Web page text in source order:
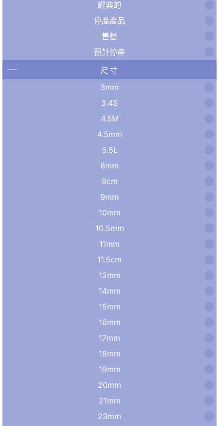
經典的
停產產品
售罄
預計停產
尺寸
3mm
3.4S
4.5M
4.5mm
5.5L
6mm
9cm
9mm
10mm
10.5mm
11mm
11.5cm
12mm
14mm
15mm
16mm
17mm
18mm
19mm
20mm
21mm
23mm